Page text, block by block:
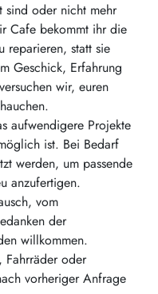
sind oder nicht mehr
Cafe bekommt ihr die
reparieren, statt sie
Geschick, Erfahrung
wir, euren
aufwendigere Projekte
ist. Bei Bedarf
werden, um passende
anzufertigen.
vom
der
willkommen.
Fahrräder oder
vorheriger Anfrage